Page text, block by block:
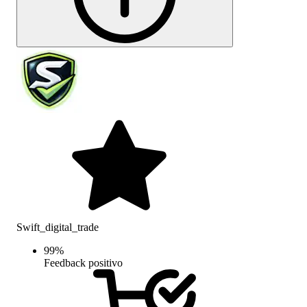
Swift_digital_trade
99%
Feedback positivo